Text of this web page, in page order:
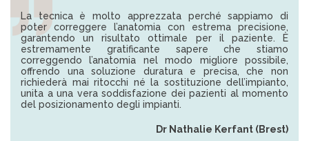
La tecnica è molto apprezzata perché sappiamo di
poter correggere l’anatomia con estrema precisione,
garantendo un risultato ottimale per il paziente. È
estremamente gratificante sapere che stiamo
correggendo l’anatomia nel modo migliore possibile,
offrendo una soluzione duratura e precisa, che non
richiederà mai ritocchi né la sostituzione dell’impianto,
unita a una vera soddisfazione dei pazienti al momento
del posizionamento degli impianti.
Dr Nathalie Kerfant (Brest)